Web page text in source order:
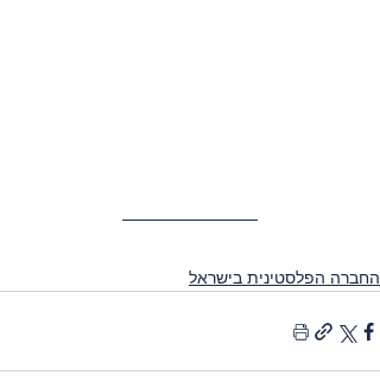
החברה הפלסטינית בישראל